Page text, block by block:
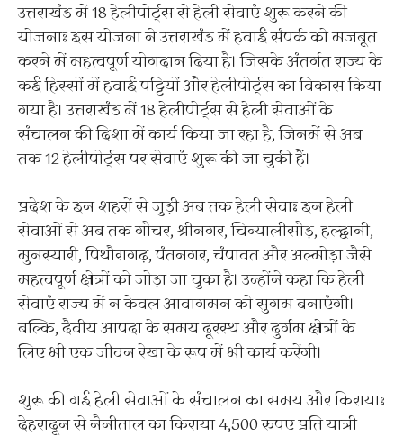
उत्तराखंड में 18 हेलीपोर्ट्स से हेली सेवाएं शुरू करने की
योजनाः इस योजना ने उत्तराखंड में हवाई संपर्क को मजबूत
करने में महत्वपूर्ण योगदान दिया है। जिसके अंतर्गत राज्य के
कई हिस्सों में हवाई पट्टियों और हेलीपोर्ट्स का विकास किया
गया है। उत्तराखंड में 18 हेलीपोर्ट्स से हेली सेवाओं के
संचालन की दिशा में कार्य किया जा रहा है, जिनमें से अब
तक 12 हेलीपोर्ट्स पर सेवाएं शुरू की जा चुकी हैं।
प्रदेश के इन शहरों से जुड़ी अब तक हेली सेवाः इन हेली
सेवाओं से अब तक गौचर, श्रीनगर, चिन्यालीसौड़, हल्द्वानी,
मुनस्यारी, पिथौरागढ़, पंतनगर, चंपावत और अल्मोड़ा जैसे
महत्वपूर्ण क्षेत्रों को जोड़ा जा चुका है। उन्होंने कहा कि हेली
सेवाएं राज्य में न केवल आवागमन को सुगम बनाएंगी।
बल्कि, दैवीय आपदा के समय दूरस्थ और दुर्गम क्षेत्रों के
लिए भी एक जीवन रेखा के रूप में भी कार्य करेंगी।
शुरू की गई हेली सेवाओं के संचालन का समय और किरायाः
देहरादून से नैनीताल का किराया 4,500 रुपए प्रति यात्री